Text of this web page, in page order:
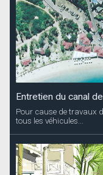
Entretien du canal
Pour cause de travaux
tous les véhicules...